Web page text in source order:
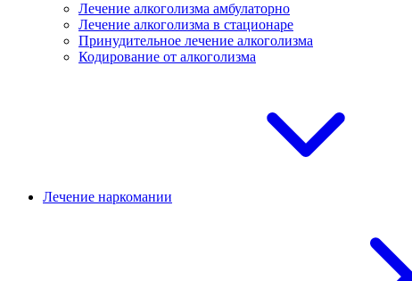
Лечение алкоголизма амбулаторно
Лечение алкоголизма в стационаре
Принудительное лечение алкоголизма
Кодирование от алкоголизма
Лечение наркомании